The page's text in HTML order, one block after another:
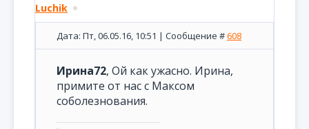
Luchik
Дата: Пт, 06.05.16, 10:51 | Сообщение #608
Ирина72, Ой как ужасно. Ирина,
примите от нас с Максом
соболезнования.